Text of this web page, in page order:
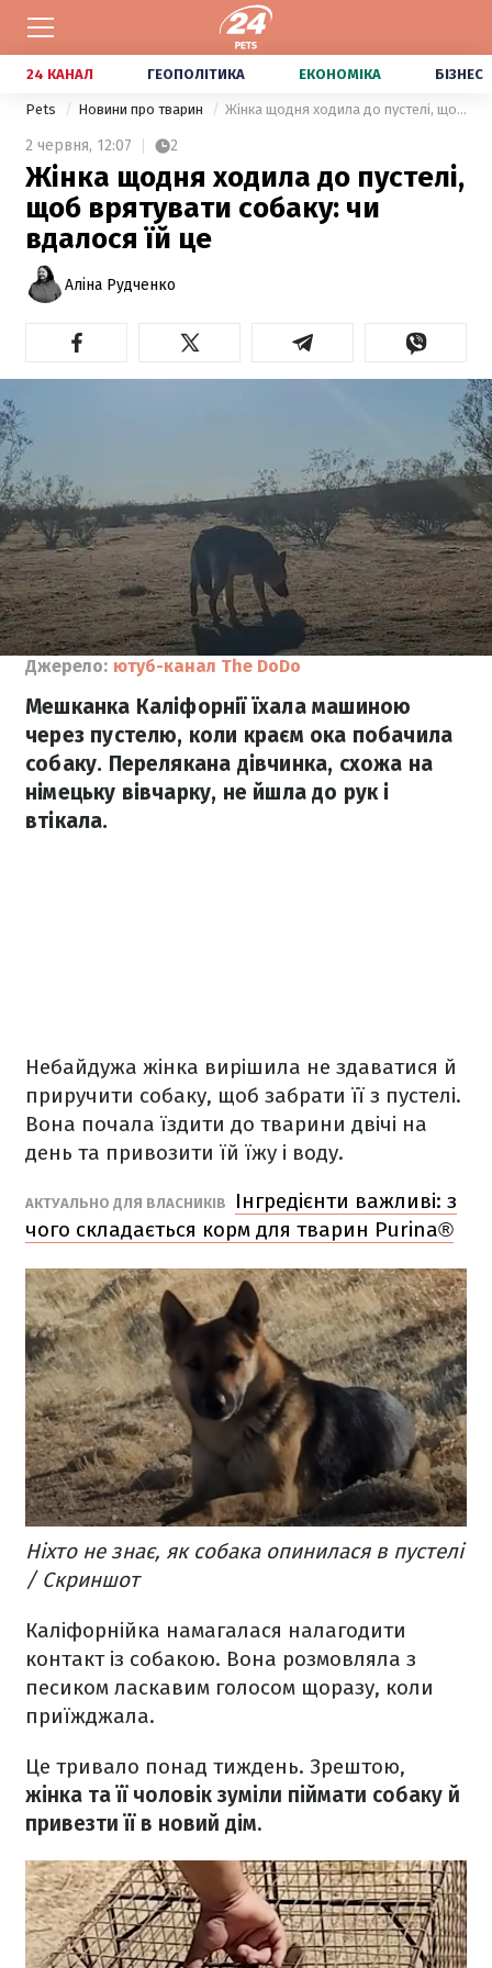
24 КАНАЛ ГЕОПОЛІТИКА ЕКОНОМІКА БІЗНЕС
Pets Новини про тварин Жінка щодня ходила до пустелі, щоб врятувати собаку: чи вдалося їй це
2 червня, 12:07 2
Жінка щодня ходила до пустелі,
щоб врятувати собаку: чи
вдалося їй це
Аліна Рудченко
Джерело: ютуб-канал The DoDo
Мешканка Каліфорнії їхала машиною
через пустелю, коли краєм ока побачила
собаку. Перелякана дівчинка, схожа на
німецьку вівчарку, не йшла до рук і
втікала.
Небайдужа жінка вирішила не здаватися й
приручити собаку, щоб забрати її з пустелі.
Вона почала їздити до тварини двічі на
день та привозити їй їжу і воду.
АКТУАЛЬНО ДЛЯ ВЛАСНИКІВ
Інгредієнти важливі: з
чого складається корм для тварин Purina®
Ніхто не знає, як собака опинилася в пустелі
/ Скриншот
Каліфорнійка намагалася налагодити
контакт із собакою. Вона розмовляла з
песиком ласкавим голосом щоразу, коли
приїжджала.
Це тривало понад тиждень. Зрештою,
жінка та її чоловік зуміли піймати собаку й
привезти її в новий дім.